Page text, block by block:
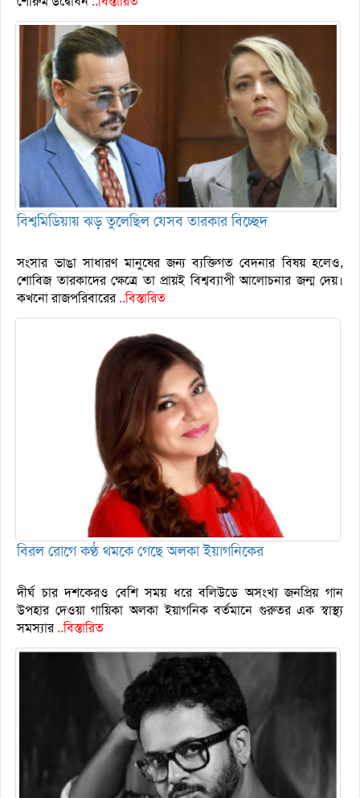
বিশ্বমিডিয়ায় ঝড় তুলেছিল যেসব তারকার বিচ্ছেদ
সংসার ভাঙা সাধারণ মানুষের জন্য ব্যক্তিগত বেদনার বিষয় হলেও,
শোবিজ তারকাদের ক্ষেত্রে তা প্রায়ই বিশ্বব্যাপী আলোচনার জন্ম দেয়।
কখনো রাজপরিবারের..বিস্তারিত
বিরল রোগে কণ্ঠ থমকে গেছে অলকা ইয়াগনিকের
দীর্ঘ চার দশকেরও বেশি সময় ধরে বলিউডে অসংখ্য জনপ্রিয় গান
উপহার দেওয়া গায়িকা অলকা ইয়াগনিক বর্তমানে গুরুতর এক স্বাস্থ্য
সমস্যার..বিস্তারিত